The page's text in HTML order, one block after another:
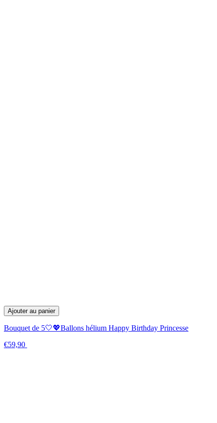
Ajouter au panier
Bouquet de 5🤍💖Ballons hélium Happy Birthday Princesse
€59,90